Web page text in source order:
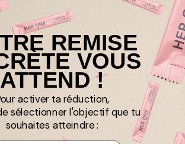
Abonnement économique « INNER
Mangue-fruit de la passion
simple REMISE
VOUS
ATTEND !
activer ta réduction,
sélectionner l'objectif que tu
souhaites atteindre :